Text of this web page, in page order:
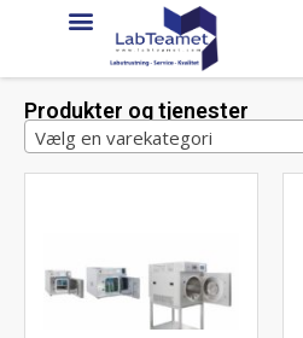
Produkter og tjenester
Vælg en varekategori